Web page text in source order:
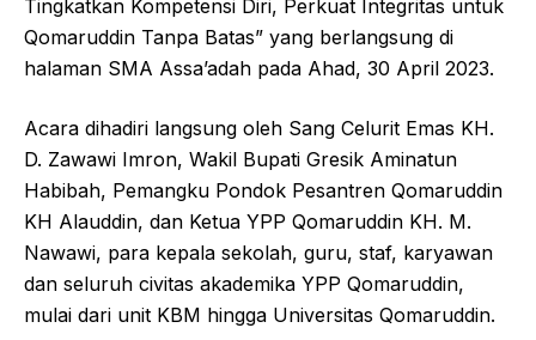
Tingkatkan Kompetensi Diri, Perkuat Integritas untuk
Qomaruddin Tanpa Batas” yang berlangsung di
halaman SMA Assa’adah pada Ahad, 30 April 2023.
Acara dihadiri langsung oleh Sang Celurit Emas KH.
D. Zawawi Imron, Wakil Bupati Gresik Aminatun
Habibah, Pemangku Pondok Pesantren Qomaruddin
KH Alauddin, dan Ketua YPP Qomaruddin KH. M.
Nawawi, para kepala sekolah, guru, staf, karyawan
dan seluruh civitas akademika YPP Qomaruddin,
mulai dari unit KBM hingga Universitas Qomaruddin.